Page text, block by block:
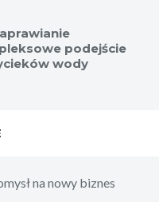
podejście
wody
na nowy biznes